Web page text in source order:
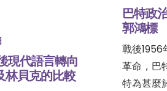
現代語言轉向
貝克的比較
巴特政
郭鴻標
戰後1956
革命，巴
特為甚麼